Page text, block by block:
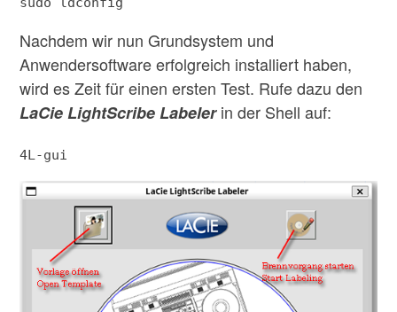
Nachdem wir nun Grundsystem und
Anwendersoftware erfolgreich installiert haben,
wird es Zeit für einen ersten Test. Rufe dazu den
LaCie LightScribe Labeler in der Shell auf:
4L-gui